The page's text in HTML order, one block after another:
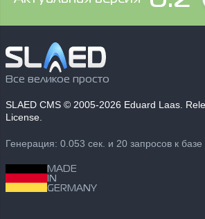
Все великое просто
SLAED CMS © 2005-2026 Eduard Laas.
License.
Генерация: 0.053 сек. и 20 запросов к
MADE
IN
GERMANY